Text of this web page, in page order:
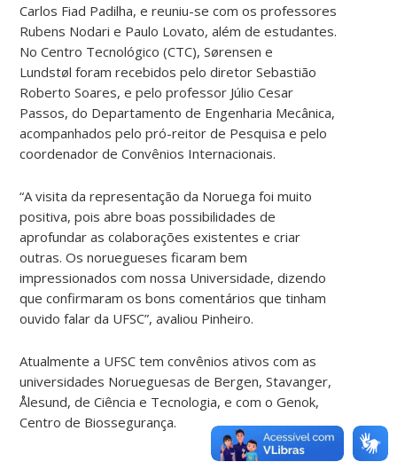
Carlos Fiad Padilha, e reuniu-se com os professores
Rubens Nodari e Paulo Lovato, além de estudantes.
No Centro Tecnológico (CTC), Sørensen e
Lundstøl foram recebidos pelo diretor Sebastião
Roberto Soares, e pelo professor Júlio Cesar
Passos, do Departamento de Engenharia Mecânica,
acompanhados pelo pró-reitor de Pesquisa e pelo
coordenador de Convênios Internacionais.
“A visita da representação da Noruega foi muito
positiva, pois abre boas possibilidades de
aprofundar as colaborações existentes e criar
outras. Os noruegueses ficaram bem
impressionados com nossa Universidade, dizendo
que confirmaram os bons comentários que tinham
ouvido falar da UFSC”, avaliou Pinheiro.
Atualmente a UFSC tem convênios ativos com as
universidades Norueguesas de Bergen, Stavanger,
Ålesund, de Ciência e Tecnologia, e com o Genok,
Centro de Biossegurança.